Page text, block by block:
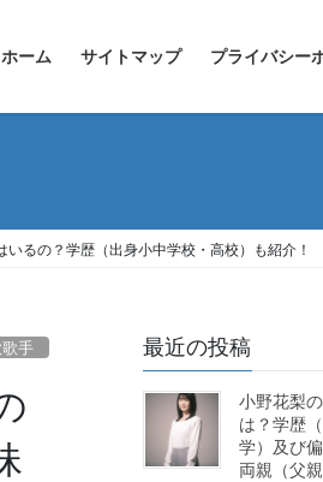
ホーム サイトマップ プライバシー
るの？学歴（出身小中学校・高校）も紹介！
手 最近の投稿
小野花梨
は？学歴
学）及び
両親（父